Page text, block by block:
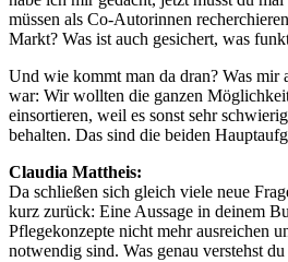
müssen als Co-Autorinnen
Markt? Was ist auch gesichert, was
Und wie kommt man da dran? Was mir
war: Wir wollten die ganzen
einsortieren, weil es sonst sehr
behalten. Das sind die beiden
Claudia Mattheis:
Da schließen sich gleich viele neue
kurz zurück: Eine Aussage in deinem
Pflegekonzepte nicht mehr ausreichen
notwendig sind. Was genau verstehst